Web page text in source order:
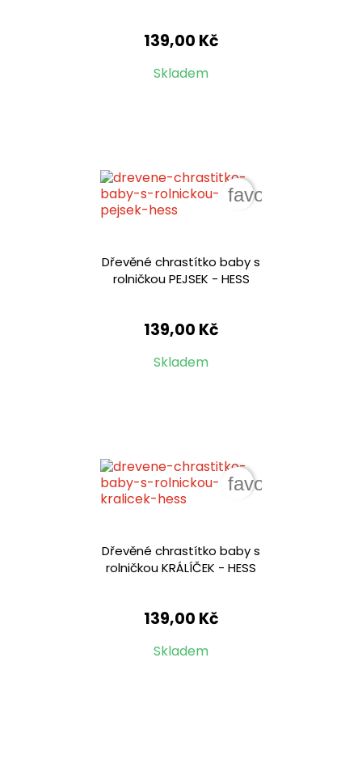
139,00 Kč
Skladem
Dřevěné chrastítko baby s
rolničkou PEJSEK - HESS
139,00 Kč
Skladem
favorite_border
Dřevěné chrastítko baby s
rolničkou KRÁLÍČEK - HESS
139,00 Kč
Skladem
favorite_border